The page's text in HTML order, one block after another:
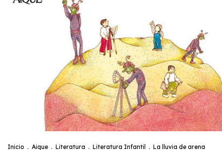
Inicio . Aique . Literatura . Literatura Infantil . La lluvia de arena